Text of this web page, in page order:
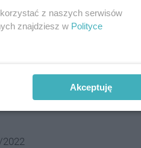
z naszych serwisów
znajdziesz w Polityce
Akceptuję